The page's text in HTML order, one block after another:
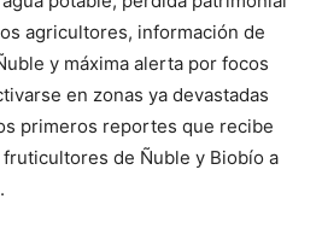
agricultores, información de
y máxima alerta por focos
en zonas ya devastadas
primeros reportes que recibe
de Ñuble y Biobío a